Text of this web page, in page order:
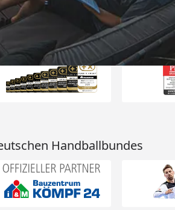
Handballbundes